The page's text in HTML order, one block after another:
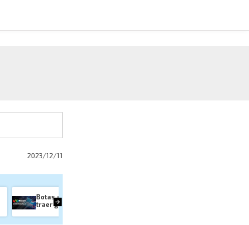
2023/12/11
Botas afelpadas pueden
traer graves consecuencias